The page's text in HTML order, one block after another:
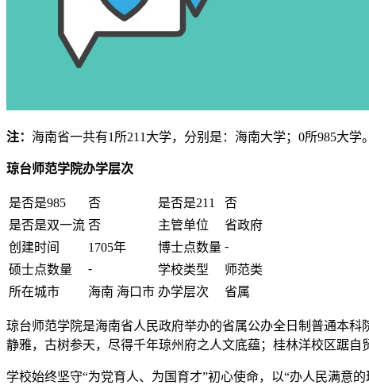
注： 海南省一共有1所211大学，分别是：海南大学；0所985大学。
琼台师范学院办学层次
是否是985 否 是否是211
否
是否是双一流 否 主管单位
省政府
创建时间
1705年 博士点数量 -
硕士点数量
- 学校类型
师范类
所在城市
海南 海口市 办学层次 省属
琼台师范学院是海南省人民政府举办的省属公办全日制普通本
静雅，古树参天，尽得千年琼州府之人文底蕴；桂林洋校区踞
学校始终坚守“为党育人、为国育才”初心使命，以“办人民满意